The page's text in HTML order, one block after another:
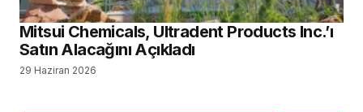
Mitsui Chemicals, Ultradent Products Inc.’ı
Satın Alacağını Açıkladı
29 Haziran 2026